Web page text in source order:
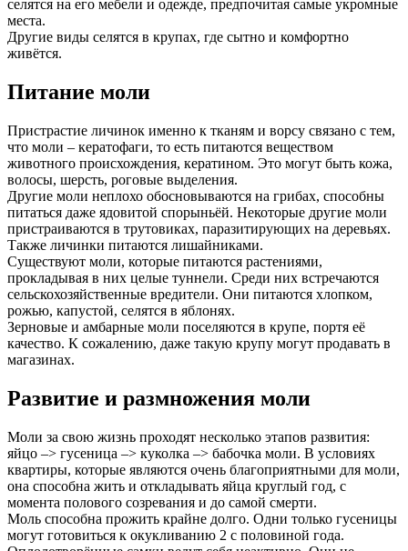
селятся на его мебели и одежде, предпочитая самые укромные
места.
Другие виды селятся в крупах, где сытно и комфортно
живётся.
Питание моли
Пристрастие личинок именно к тканям и ворсу связано с тем,
что моли – кератофаги, то есть питаются веществом
животного происхождения, кератином. Это могут быть кожа,
волосы, шерсть, роговые выделения.
Другие моли неплохо обосновываются на грибах, способны
питаться даже ядовитой спорыньёй. Некоторые другие моли
пристраиваются в трутовиках, паразитирующих на деревьях.
Также личинки питаются лишайниками.
Существуют моли, которые питаются растениями,
прокладывая в них целые туннели. Среди них встречаются
сельскохозяйственные вредители. Они питаются хлопком,
рожью, капустой, селятся в яблонях.
Зерновые и амбарные моли поселяются в крупе, портя её
качество. К сожалению, даже такую крупу могут продавать в
магазинах.
Развитие и размножения моли
Моли за свою жизнь проходят несколько этапов развития:
яйцо –> гусеница –> куколка –> бабочка моли. В условиях
квартиры, которые являются очень благоприятными для моли,
она способна жить и откладывать яйца круглый год, с
момента полового созревания и до самой смерти.
Моль способна прожить крайне долго. Одни только гусеницы
могут готовиться к окукливанию 2 с половиной года.